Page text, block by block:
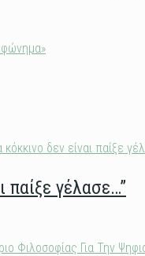
παίξε γέλασε…”